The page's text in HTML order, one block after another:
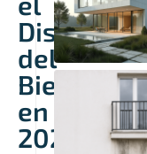
Diseño
del
Bienestar
en
2025